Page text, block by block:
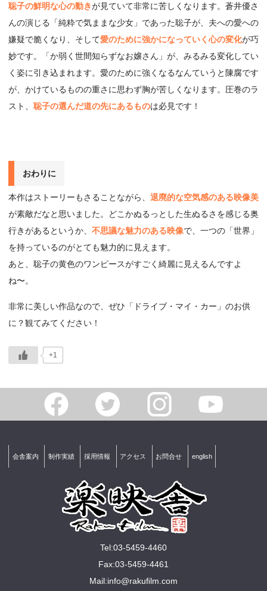
聡子の鮮明な心の動きが見ていて非常に苦しくなります。蒼井優さ
んの演じる「純粋で気ままな少女」であった聡子が、夫への愛への
嫌疑で脆くなり、そして愛のために強かになっていく心の変化が巧
妙です。「か弱く世間知らずなお嬢さん」が、みるみる変化してい
く姿に引き込まれます。愛のために強くなるなんていうと陳腐です
が、かけているものの重さに思わず胸が苦しくなります。圧巻のラ
スト、 聡子の選んだ道の先にあるものは必見です！
おわりに
本作はストーリーもさることながら、 退廃的な空気感のある映像美
が素敵だなと思いました。どこかぬるっとした生ぬるさを感じる奥
行きがあるというか、 不思議な魅力のある映像で、一つの「世界」
を持っているのがとても魅力的に見えます。
あと、聡子の黄色のワンピースがすごく綺麗に見えるんですよ
ね〜。
非常に美しい作品なので、ぜひ「ドライブ・マイ・カー」のお供
に？観てみてください！
+1
会舎案内 制作実績 採用情報 アクセス お問合せ english
Tel:03-5459-4460
Fax:03-5459-4461
Mail:info@rakuﬁlm.com